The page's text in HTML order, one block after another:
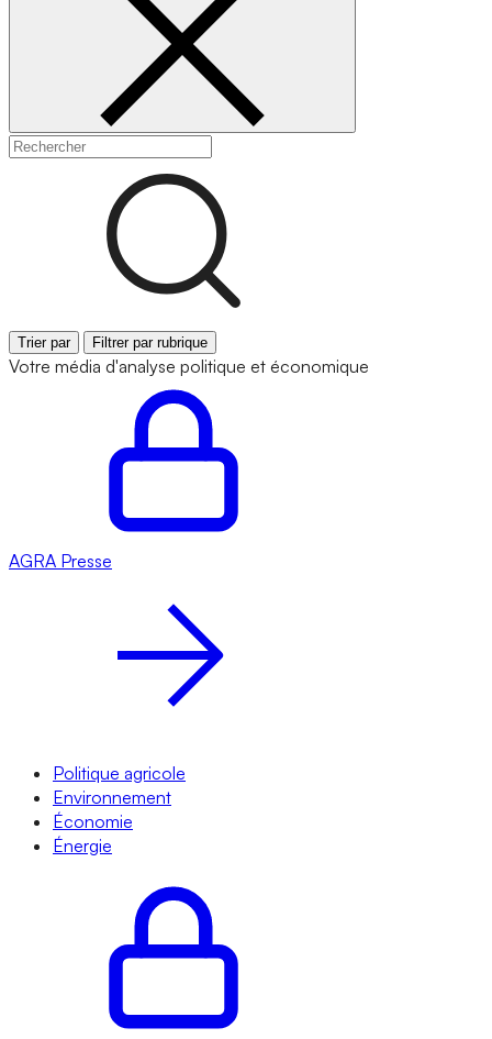
Trier par Filtrer par rubrique
Votre média d'analyse politique et économique
AGRA Presse
Politique agricole
Environnement
Économie
Énergie